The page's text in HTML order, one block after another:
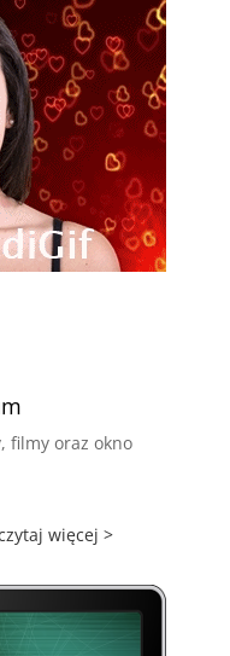
filmy oraz okno
więcej >